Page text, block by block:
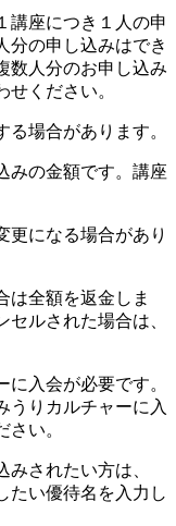
講座につき１人の申
分の申し込みはでき
数人分のお申し込み
ください。
場合があります。
みの金額です。講座
になる場合があり
は全額を返金しま
ルされた場合は、
入会が必要です。
うりカルチャーに入
さい。
されたい方は、
たい優待名を入力し